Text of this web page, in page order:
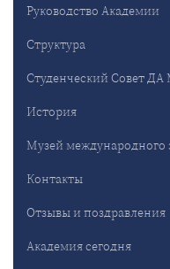
Руководство Академии
Структура
Студенческий Совет
История
Музей международного
Контакты
Отзывы и поздравления
Академия сегодня